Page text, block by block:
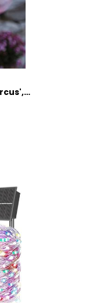
LED-Party-Kette 'Small Circus', 20-tlg., pastell